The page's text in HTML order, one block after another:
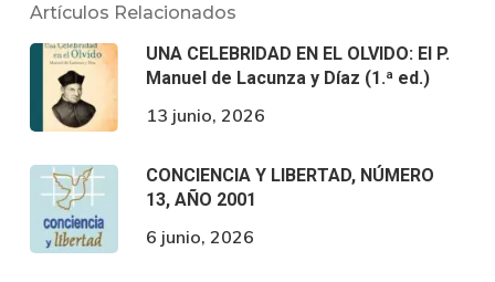
Artículos Relacionados
UNA CELEBRIDAD EN EL OLVIDO: El P.
Manuel de Lacunza y Díaz (1.ª ed.)
13 junio, 2026
CONCIENCIA Y LIBERTAD, NÚMERO
13, AÑO 2001
6 junio, 2026